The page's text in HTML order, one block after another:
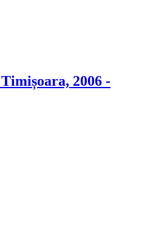
2006 -
- Timișoara, 2006 - Dincolo de